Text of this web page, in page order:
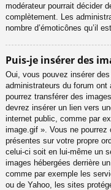
modérateur pourrait décider
complètement. Les
nombre d’émoticônes qu’il
Puis-je insérer des
Oui, vous pouvez insérer
administrateurs du forum ont
pourrez transférer des
devrez insérer un lien vers
internet public, comme par
image.gif ». Vous ne
présentes sur votre propre
celui-ci soit en lui-même un
images hébergées derrière
comme par exemple les
ou de Yahoo, les sites